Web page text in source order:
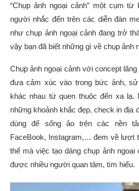
“Chụp ảnh ngoại cảnh” một cụm
người nhắc đến trên các diễn đàn
như chụp ảnh ngoại cảnh đang trở
vậy bạn đã biết những gì về chụp ảnh
Chụp ảnh ngoại cảnh với concept
đưa cảm xúc vào trong bức ảnh,
khác nhau từ quen thuộc đến xa lạ.
những khoảnh khắc đẹp, check in địa
dùng để sống ảo trên các nền
FaceBook, Instagram,… đem về lượt
thế mà việc tạo dáng chụp ảnh ngoại
được nhiều người quan tâm, tìm hiểu.